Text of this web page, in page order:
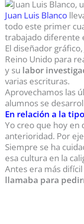
Juan Luis Blanco
todo este primer
trabajado diferente
El diseñador
Reino Unido para
y su labor
varias escrituras.
Aprovechamos las
alumnos se
En relación a la
Yo creo que hoy en
anterioridad. Por
Siempre se ha
esa cultura en la
Antes era más
llamaba para